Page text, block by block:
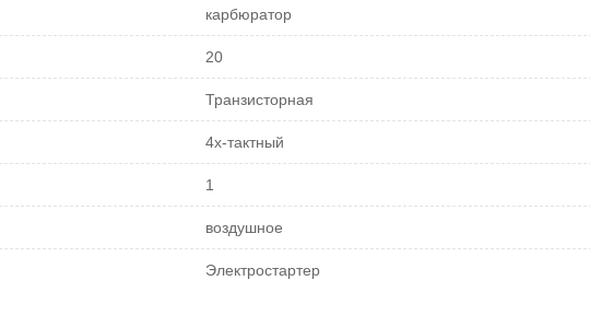
карбюратор
20
Транзисторная
4х-тактный
1
воздушное
Электростартер